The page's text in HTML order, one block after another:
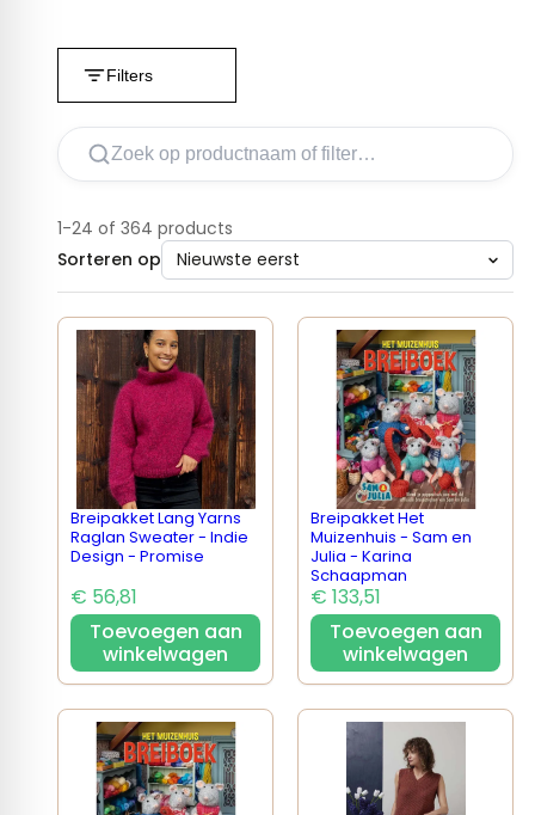
Filters
1-24 of 364 products
Sorteren op
Breipakket Lang Yarns
Raglan Sweater - Indie
Design - Promise
€ 56,81
Toevoegen aan
winkelwagen
Breipakket Het
Muizenhuis - Sam en
Julia - Karina
Schaapman
€ 133,51
Toevoegen aan
winkelwagen